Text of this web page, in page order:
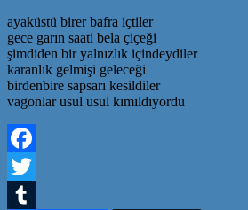
ayaküstü birer bafra içtiler
gece garın saati bela çiçeği
şimdiden bir yalnızlık içindeydiler
karanlık gelmişi geleceği
birdenbire sapsarı kesildiler
vagonlar usul usul kımıldıyordu
Facebook
Twitter